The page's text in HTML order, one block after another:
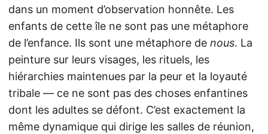
dans un moment d’observation honnête. Les
enfants de cette île ne sont pas une métaphore
de l’enfance. Ils sont une métaphore de nous. La
peinture sur leurs visages, les rituels, les
hiérarchies maintenues par la peur et la loyauté
tribale — ce ne sont pas des choses enfantines
dont les adultes se défont. C’est exactement la
même dynamique qui dirige les salles de réunion,